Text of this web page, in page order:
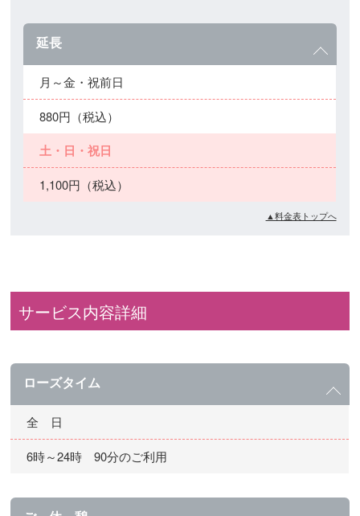
延長
月～金・祝前日
880円（税込）
土・日・祝日
1,100円（税込）
▲料金表トップへ
サービス内容詳細
ローズタイム
全 日
6時～24時 90分のご利用